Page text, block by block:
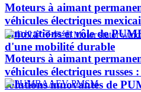
Moteurs à aimant
véhicules électriques
innovations et rôle de
d'une mobilité durable
Moteurs à aimant
véhicules électriques russes
solutions innovantes de